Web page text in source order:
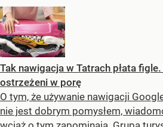
Tak nawigacja w Tatrach płata
ostrzeżeni w porę
O tym, że używanie nawigacji
nie jest dobrym pomysłem,